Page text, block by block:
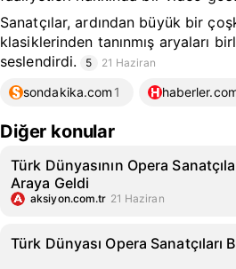
Sanatçılar, ardından büyük bir
klasiklerinden tanınmış aryaları
seslendirdi.
5 21 Haziran
sondakika.com 1
Diğer konular
Türk Dünyasının Opera
Araya Geldi
aksiyon.com.tr 21 Haziran
Türk Dünyası Opera Sanatçıları